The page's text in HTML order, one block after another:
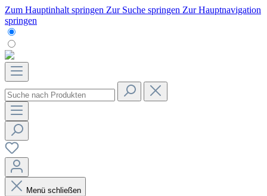
Zum Hauptinhalt springen Zur Suche springen Zur Hauptnavigation
springen
Menü schließen